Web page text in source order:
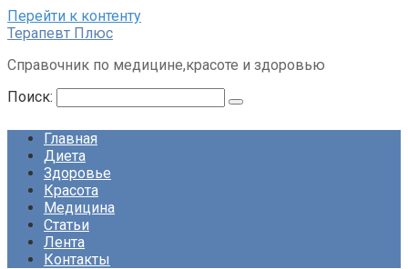
Перейти к контенту
Терапевт Плюс
Справочник по медицине,красоте и здоровью
Поиск:
Главная
Диета
Здоровье
Красота
Медицина
Статьи
Лента
Контакты